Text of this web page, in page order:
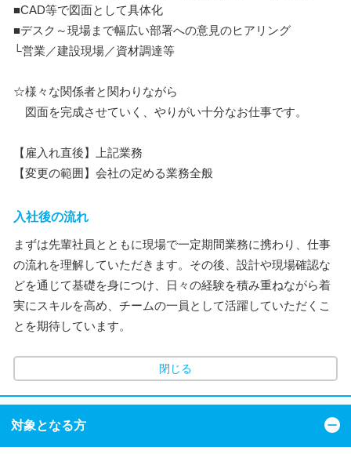
■CAD等で図面として具体化
■デスク～現場まで幅広い部署への意見のヒアリング
└営業／建設現場／資材調達等
☆様々な関係者と関わりながら
図面を完成させていく、やりがい十分なお仕事です。
【雇入れ直後】上記業務
【変更の範囲】会社の定める業務全般
入社後の流れ
まずは先輩社員とともに現場で一定期間業務に携わり、仕事
の流れを理解していただきます。その後、設計や現場確認な
どを通じて基礎を身につけ、日々の経験を積み重ねながら着
実にスキルを高め、チームの一員として活躍していただくこ
とを期待しています。
閉じる
対象となる方